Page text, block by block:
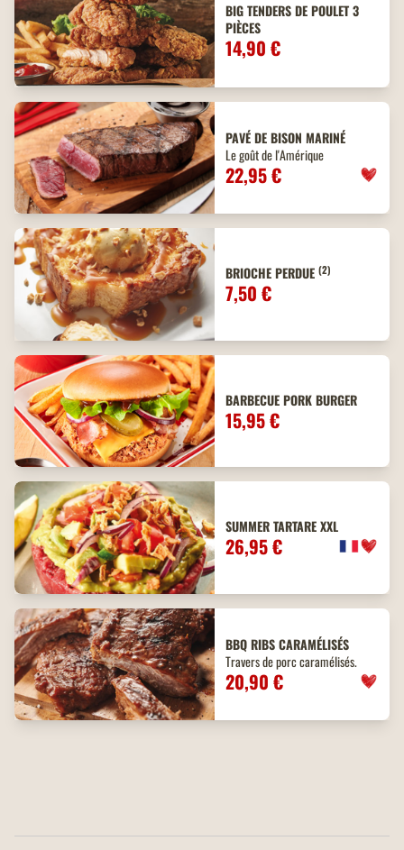
BIG TENDERS DE POULET 3
PIÈCES
14,90 €
PAVÉ DE BISON MARINÉ
Le goût de l'Amérique
22,95 €
BRIOCHE PERDUE (2)
7,50 €
BARBECUE PORK BURGER
15,95 €
SUMMER TARTARE XXL
26,95 €
BBQRIBSCARAMÉLISÉS
Travers de porc caramélisés.
20,90 €